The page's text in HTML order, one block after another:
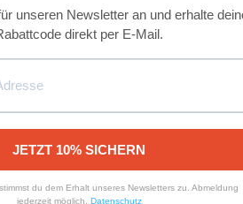
unseren Newsletter an und erhalte
direkt per E-Mail.
JETZT 10% SICHERN
du dem Erhalt unseres Newsletters zu. Abmeldung
jederzeit möglich. Datenschutz
Anmelden